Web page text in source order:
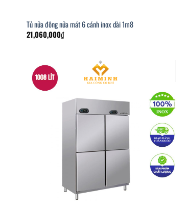
Tủ nửa đông nửa mát 6 cánh inox dài 1m8
21,060,000₫